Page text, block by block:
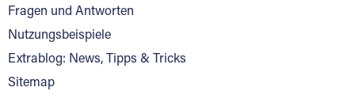
Fragen und Antworten
Nutzungsbeispiele
Extrablog: News, Tipps & Tricks
Sitemap